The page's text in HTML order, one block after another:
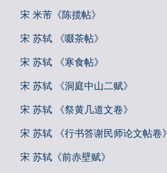
宋 米芾《陈揽帖》
宋 苏轼 《啜茶帖》
宋 苏轼 《寒食帖》
宋 苏轼 《洞庭中山二赋》
宋 苏轼 《祭黄几道文卷》
宋 苏轼 《行书答谢民师论文帖卷》
宋 苏轼《前赤壁赋》